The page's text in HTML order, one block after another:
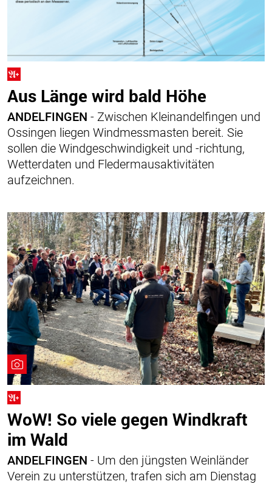
Aus Länge wird bald Höhe
ANDELFINGEN - Zwischen Kleinandelfingen und
Ossingen liegen Windmessmasten bereit. Sie
sollen die Windgeschwindigkeit und -richtung,
Wetterdaten und Fledermausaktivitäten
aufzeichnen.
WoW! So viele gegen Windkraft
im Wald
ANDELFINGEN - Um den jüngsten Weinländer
Verein zu unterstützen, trafen sich am Dienstag